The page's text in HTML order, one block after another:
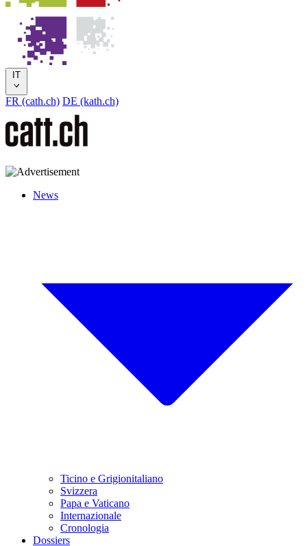
IT
FR (cath.ch) DE (kath.ch)
News
Ticino e Grigionitaliano
Svizzera
Papa e Vaticano
Internazionale
Cronologia
Dossiers